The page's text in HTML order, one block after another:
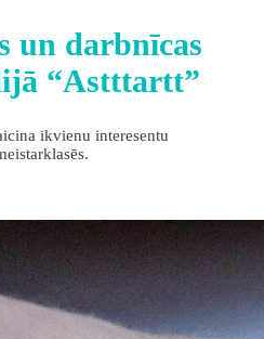
un darbnīcas
“Astttartt”
ikvienu interesentu